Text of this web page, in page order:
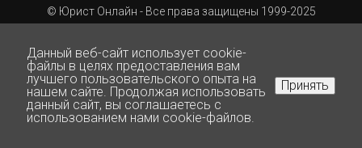
© Юрист Онлайн - Все права защищены 1999-2025
Данный веб-сайт использует cookie-
файлы в целях предоставления вам
лучшего пользовательского опыта на
нашем сайте. Продолжая использовать
данный сайт, вы соглашаетесь с
использованием нами cookie-файлов.
Принять